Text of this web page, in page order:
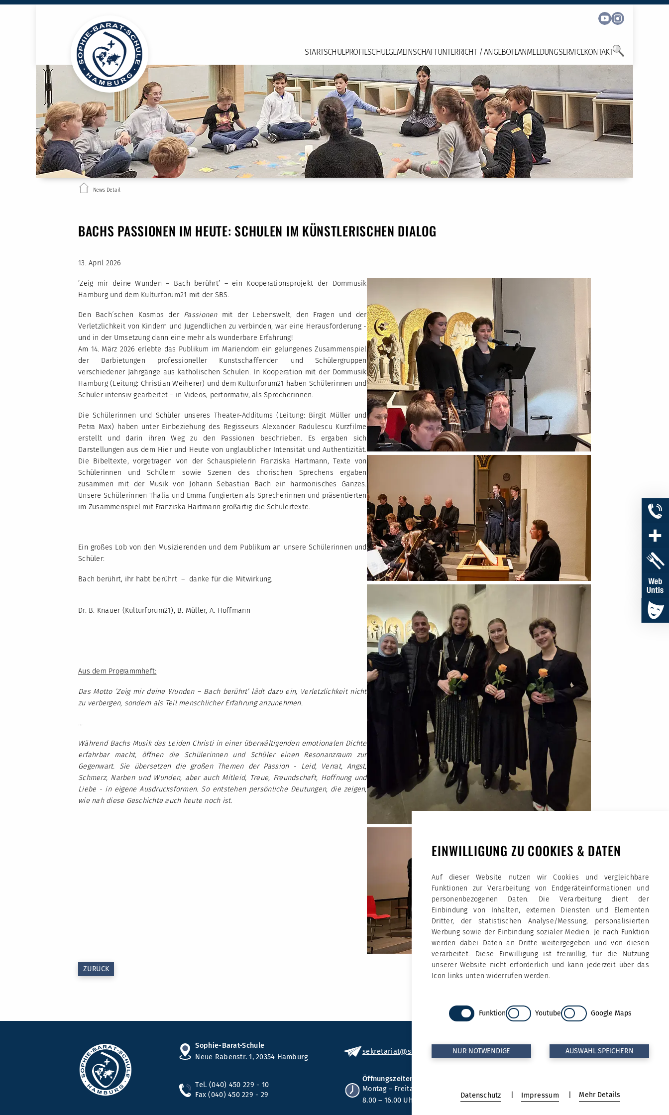
EINWILLIGUNG ZU COOKIES & DATEN
Auf dieser Website nutzen wir Cookies und vergleichbare
Funktionen zur Verarbeitung von Endgeräteinformationen und
personenbezogenen Daten. Die Verarbeitung dient der
Einbindung von Inhalten, externen Diensten und Elementen
Dritter, der statistischen Analyse/Messung, personalisierten
Werbung sowie der Einbindung sozialer Medien. Je nach Funktion
werden dabei Daten an Dritte weitergegeben und von diesen
verarbeitet. Diese Einwilligung ist freiwillig, für die Nutzung
unserer Website nicht erforderlich und kann jederzeit über das
Icon links unten widerrufen werden.
Funktion Youtube Google Maps
NUR NOTWENDIGE AUSWAHL SPEICHERN
Datenschutz Impressum Mehr Details
STARTSCHULPROFILSCHULGEMEINSCHAFTUNTERRICHT / ANGEBOTEANMELDUNGSERVICEKONTAKT
News Detail
BACHS PASSIONEN IM HEUTE: SCHULEN IM KÜNSTLERISCHEN DIALOG
13. April 2026
’Zeig mir deine Wunden – Bach berührt’ – ein Kooperationsprojekt der Dommusik
Hamburg und dem Kulturforum21 mit der SBS.
Den Bach´schen Kosmos der Passionen mit der Lebenswelt, den Fragen und der
Verletzlichkeit von Kindern und Jugendlichen zu verbinden, war eine Herausforderung -
und in der Umsetzung dann eine mehr als wunderbare Erfahrung!
Am 14. März 2026 erlebte das Publikum im Mariendom ein gelungenes Zusammenspiel
der Darbietungen professioneller Kunstschaffenden und Schülergruppen
verschiedener Jahrgänge aus katholischen Schulen. In Kooperation mit der Dommusik
Hamburg (Leitung: Christian Weiherer) und dem Kulturforum21 haben Schülerinnen und
Schüler intensiv gearbeitet – in Videos, performativ, als Sprecherinnen.
Die Schülerinnen und Schüler unseres Theater-Additums (Leitung: Birgit Müller und
Petra Max) haben unter Einbeziehung des Regisseurs Alexander Radulescu Kurzfilme
erstellt und darin ihren Weg zu den Passionen beschrieben. Es ergaben sich
Darstellungen aus dem Hier und Heute von unglaublicher Intensität und Authentizität.
Die Bibeltexte, vorgetragen von der Schauspielerin Franziska Hartmann, Texte von
Schülerinnen und Schülern sowie Szenen des chorischen Sprechens ergaben
zusammen mit der Musik von Johann Sebastian Bach ein harmonisches Ganzes.
Unsere Schülerinnen Thalia und Emma fungierten als Sprecherinnen und präsentierten
im Zusammenspiel mit Franziska Hartmann großartig die Schülertexte.
Ein großes Lob von den Musizierenden und dem Publikum an unsere Schülerinnen und
Schüler:
Bach berührt, ihr habt berührt – danke für die Mitwirkung.
Dr. B. Knauer (Kulturforum21), B. Müller, A. Hoffmann
Aus dem Programmheft:
Das Motto ’Zeig mir deine Wunden – Bach berührt’ lädt dazu ein, Verletzlichkeit nicht
zu verbergen, sondern als Teil menschlicher Erfahrung anzunehmen.
…
Während Bachs Musik das Leiden Christi in einer überwältigenden emotionalen Dichte
erfahrbar macht, öffnen die Schülerinnen und Schüler einen Resonanzraum zur
Gegenwart. Sie übersetzen die großen Themen der Passion - Leid, Verrat, Angst,
Schmerz, Narben und Wunden, aber auch Mitleid, Treue, Freundschaft, Hoffnung und
Liebe - in eigene Ausdrucksformen. So entstehen persönliche Deutungen, die zeigen,
wie nah diese Geschichte auch heute noch ist.
ZURÜCK
Sophie-Barat-Schule
Neue Rabenstr. 1, 20354 Hamburg
Tel. (040) 450 229 - 10
Fax (040) 450 229 - 29
sekretariat@sbshh
Öffnungszeiten
Montag – Freitag von
8.00 – 16.00 Uhr
Datenschutz
Bildnachweise